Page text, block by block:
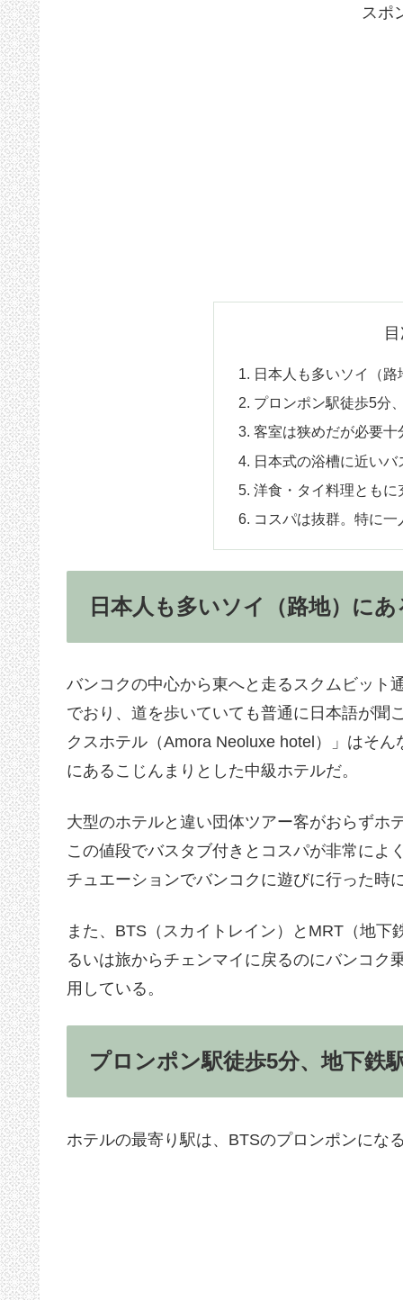
スポ
日本人も多いソイ（
プロンポン駅徒歩5分
客室は狭めだが必要
日本式の浴槽に近い
洋食・タイ料理ともに
コスパは抜群。特に
日本人も多いソイ（路地）に
バンコクの中心から東へと走るスクムビット
でおり、道を歩いていても普通に日本語が聞
クスホテル（Amora Neoluxe hotel）」はそ
にあるこじんまりとした中級ホテルだ。
大型のホテルと違い団体ツアー客がおらずホ
この値段でバスタブ付きとコスパが非常によ
チュエーションでバンコクに遊びに行った時
また、BTS（スカイトレイン）とMRT（地
るいは旅からチェンマイに戻るのにバンコク
用している。
プロンポン駅徒歩5分、地下鉄
ホテルの最寄り駅は、BTSのプロンポンにな